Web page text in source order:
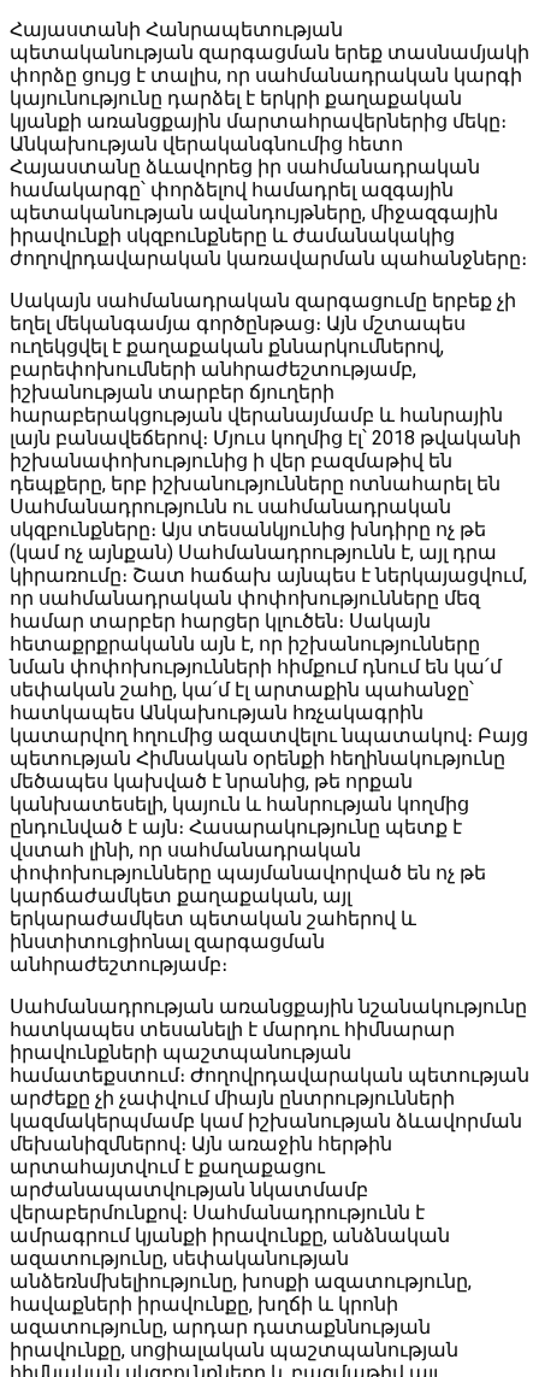
Հայաստանի Հանրապետության
պետականության զարգացման երեք տասնամյակի
փորձը ցույց է տալիս, որ սահմանադրական կարգի
կայունությունը դարձել է երկրի քաղաքական
կյանքի առանցքային մարտահրավերներից մեկը։
Անկախության վերականգնումից հետո
Հայաստանը ձևավորեց իր սահմանադրական
համակարգը՝ փորձելով համադրել ազգային
պետականության ավանդույթները, միջազգային
իրավունքի սկզբունքները և ժամանակակից
ժողովրդավարական կառավարման պահանջները։
Սակայն սահմանադրական զարգացումը երբեք չի
եղել մեկանգամյա գործընթաց։ Այն մշտապես
ուղեկցվել է քաղաքական քննարկումներով,
բարեփոխումների անհրաժեշտությամբ,
իշխանության տարբեր ճյուղերի
հարաբերակցության վերանայմամբ և հանրային
լայն բանավեճերով։ Մյուս կողմից էլ՝ 2018 թվականի
իշխանափոխությունից ի վեր բազմաթիվ են
դեպքերը, երբ իշխանությունները ոտնահարել են
Սահմանադրությունն ու սահմանադրական
սկզբունքները։ Այս տեսանկյունից խնդիրը ոչ թե
(կամ ոչ այնքան) Սահմանադրությունն է, այլ դրա
կիրառումը։ Շատ հաճախ այնպես է ներկայացվում,
որ սահմանադրական փոփոխությունները մեզ
համար տարբեր հարցեր կլուծեն։ Սակայն
հետաքրքրականն այն է, որ իշխանությունները
նման փոփոխությունների հիմքում դնում են կա՛մ
սեփական շահը, կա՛մ էլ արտաքին պահանջը՝
հատկապես Անկախության հռչակագրին
կատարվող հղումից ազատվելու նպատակով։ Բայց
պետության Հիմնական օրենքի հեղինակությունը
մեծապես կախված է նրանից, թե որքան
կանխատեսելի, կայուն և հանրության կողմից
ընդունված է այն։ Հասարակությունը պետք է
վստահ լինի, որ սահմանադրական
փոփոխությունները պայմանավորված են ոչ թե
կարճաժամկետ քաղաքական, այլ
երկարաժամկետ պետական շահերով և
ինստիտուցիոնալ զարգացման
անհրաժեշտությամբ։
Սահմանադրության առանցքային նշանակությունը
հատկապես տեսանելի է մարդու հիմնարար
իրավունքների պաշտպանության
համատեքստում։ Ժողովրդավարական պետության
արժեքը չի չափվում միայն ընտրությունների
կազմակերպմամբ կամ իշխանության ձևավորման
մեխանիզմներով։ Այն առաջին հերթին
արտահայտվում է քաղաքացու
արժանապատվության նկատմամբ
վերաբերմունքով։ Սահմանադրությունն է
ամրագրում կյանքի իրավունքը, անձնական
ազատությունը, սեփականության
անձեռնմխելիությունը, խոսքի ազատությունը,
հավաքների իրավունքը, խղճի և կրոնի
ազատությունը, արդար դատաքննության
իրավունքը, սոցիալական պաշտպանության